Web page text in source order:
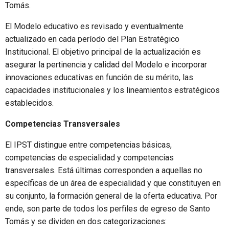
Tomás.
El Modelo educativo es revisado y eventualmente
actualizado en cada período del Plan Estratégico
Institucional. El objetivo principal de la actualización es
asegurar la pertinencia y calidad del Modelo e incorporar
innovaciones educativas en función de su mérito, las
capacidades institucionales y los lineamientos estratégicos
establecidos.
Competencias Transversales
El IPST distingue entre competencias básicas,
competencias de especialidad y competencias
transversales. Está últimas corresponden a aquellas no
específicas de un área de especialidad y que constituyen en
su conjunto, la formación general de la oferta educativa. Por
ende, son parte de todos los perfiles de egreso de Santo
Tomás y se dividen en dos categorizaciones: